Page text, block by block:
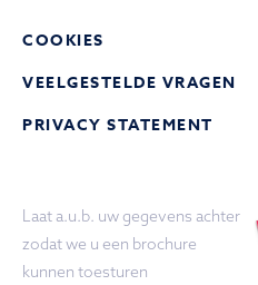
COOKIES
VEELGESTELDE VRAGEN
PRIVACY STATEMENT
Laat a.u.b. uw gegevens achter
zodat we u een brochure
kunnen toesturen